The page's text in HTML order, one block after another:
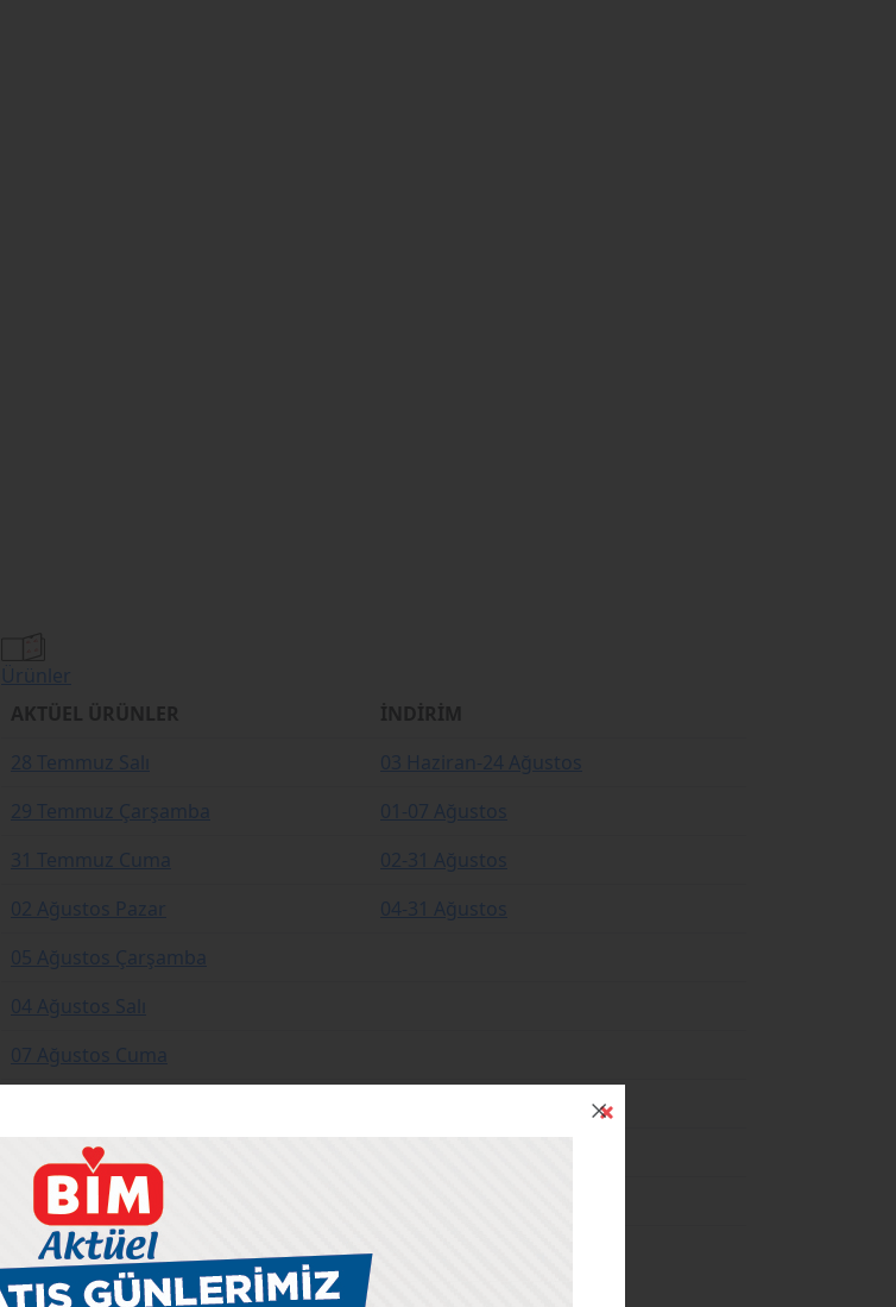
Ürünler
28 Temmuz Salı
03 Haziran-24 Ağustos
29 Temmuz Çarşamba
01-07 Ağustos
31 Temmuz Cuma
02-31 Ağustos
02 Ağustos Pazar
04-31 Ağustos
05 Ağustos Çarşamba
04 Ağustos Salı
07 Ağustos Cuma
11 Ağustos Salı
12 Ağustos Çarşamba
BİM’e